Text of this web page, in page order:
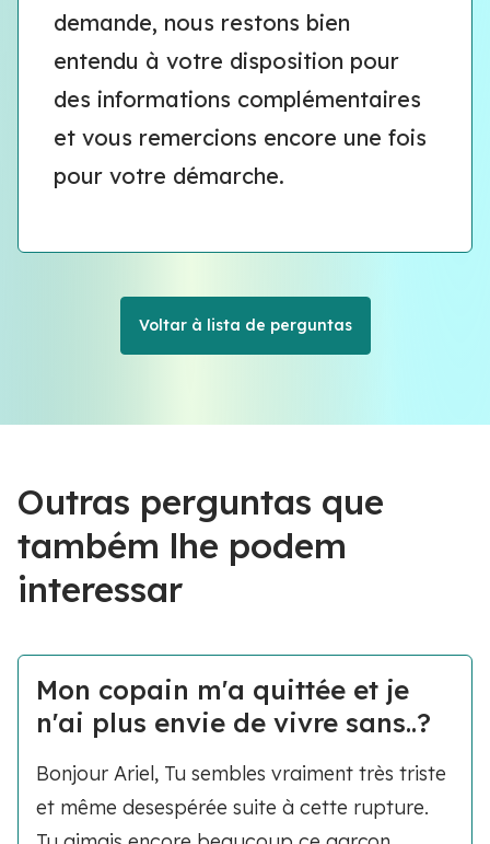
demande, nous restons bien
entendu à votre disposition pour
des informations complémentaires
et vous remercions encore une fois
pour votre démarche.
Voltar à lista de perguntas
Outras perguntas que
também lhe podem
interessar
Mon copain m'a quittée et je
n'ai plus envie de vivre sans..?
Bonjour Ariel, Tu sembles vraiment très triste
et même desespérée suite à cette rupture.